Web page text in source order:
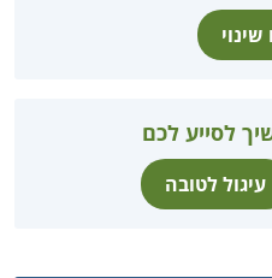
לסייע לכם
עיגול לטובה